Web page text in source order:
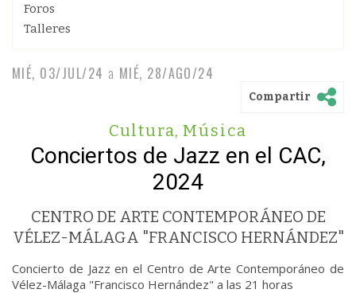
Foros
Talleres
MIÉ, 03/JUL/24 a MIÉ, 28/AGO/24
Compartir
Cultura, Música
Conciertos de Jazz en el CAC,
2024
CENTRO DE ARTE CONTEMPORÁNEO DE
VÉLEZ-MÁLAGA "FRANCISCO HERNÁNDEZ"
Concierto de Jazz en el Centro de Arte Contemporáneo de
Vélez-Málaga "Francisco Hernández" a las 21 horas